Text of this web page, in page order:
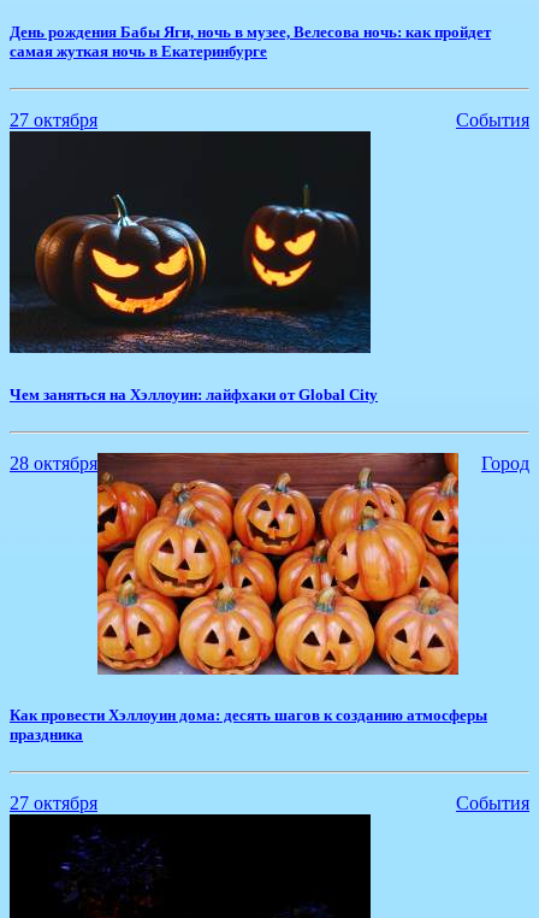
​День рождения Бабы Яги, ночь в музее, Велесова ночь: как пройдет
самая жуткая ночь в Екатеринбурге
27 октября События
Чем заняться на Хэллоуин: лайфхаки от Global City
28 октября Город
​Как провести Хэллоуин дома: десять шагов к созданию атмосферы
праздника
27 октября События